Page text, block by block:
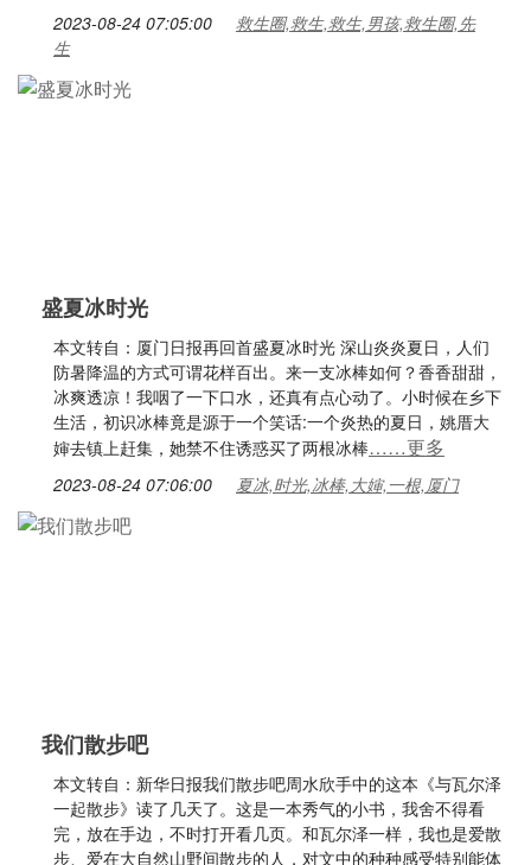
2023-08-24 07:05:00
救生圈,救生,救生,男孩,救生圈,先
生
盛夏冰时光
本文转自：厦门日报再回首盛夏冰时光 深山炎炎夏日，人们
防暑降温的方式可谓花样百出。来一支冰棒如何？香香甜甜，
冰爽透凉！我咽了一下口水，还真有点心动了。小时候在乡下
生活，初识冰棒竟是源于一个笑话:一个炎热的夏日，姚厝大
婶去镇上赶集，她禁不住诱惑买了两根冰棒……更多
2023-08-24 07:06:00 夏冰,时光,冰棒,大婶,一根,厦门
我们散步吧
本文转自：新华日报我们散步吧周水欣手中的这本《与瓦尔泽
一起散步》读了几天了。这是一本秀气的小书，我舍不得看
完，放在手边，不时打开看几页。和瓦尔泽一样，我也是爱散
步、爱在大自然山野间散步的人，对文中的种种感受特别能体